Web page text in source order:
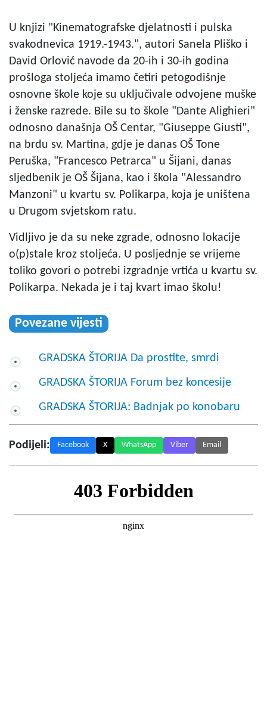
U knjizi "Kinematografske djelatnosti i pulska
svakodnevica 1919.-1943.", autori Sanela Pliško i
David Orlović navode da 20-ih i 30-ih godina
prošloga stoljeća imamo četiri petogodišnje
osnovne škole koje su uključivale odvojene muške
i ženske razrede. Bile su to škole "Dante Alighieri"
odnosno današnja OŠ Centar, "Giuseppe Giusti",
na brdu sv. Martina, gdje je danas OŠ Tone
Peruška, "Francesco Petrarca" u Šijani, danas
sljedbenik je OŠ Šijana, kao i škola "Alessandro
Manzoni" u kvartu sv. Polikarpa, koja je uništena
u Drugom svjetskom ratu.
Vidljivo je da su neke zgrade, odnosno lokacije
o(p)stale kroz stoljeća. U posljednje se vrijeme
toliko govori o potrebi izgradnje vrtića u kvartu sv.
Polikarpa. Nekada je i taj kvart imao školu!
Povezane vijesti
GRADSKA ŠTORIJA Da prostite, smrdi
GRADSKA ŠTORIJA Forum bez koncesije
GRADSKA ŠTORIJA: Badnjak po konobaru
Podijeli: Facebook X WhatsApp Viber Email